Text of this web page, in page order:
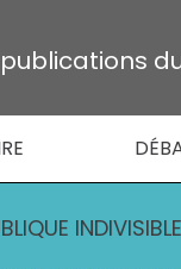
INDIVISIBLE